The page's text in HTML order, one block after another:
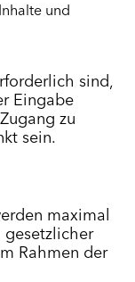
und
sind,
Eingabe
zu
sein.
maximal
gesetzlicher
Rahmen der